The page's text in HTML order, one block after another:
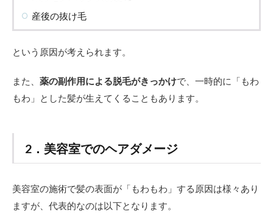
産後の抜け毛
という原因が考えられます。
また、 薬の副作用による脱毛がきっかけで、一時的に「もわ
もわ」とした髪が生えてくることもあります。
2．美容室でのヘアダメージ
美容室の施術で髪の表面が「もわもわ」する原因は様々あり
ますが、代表的なのは以下となります。